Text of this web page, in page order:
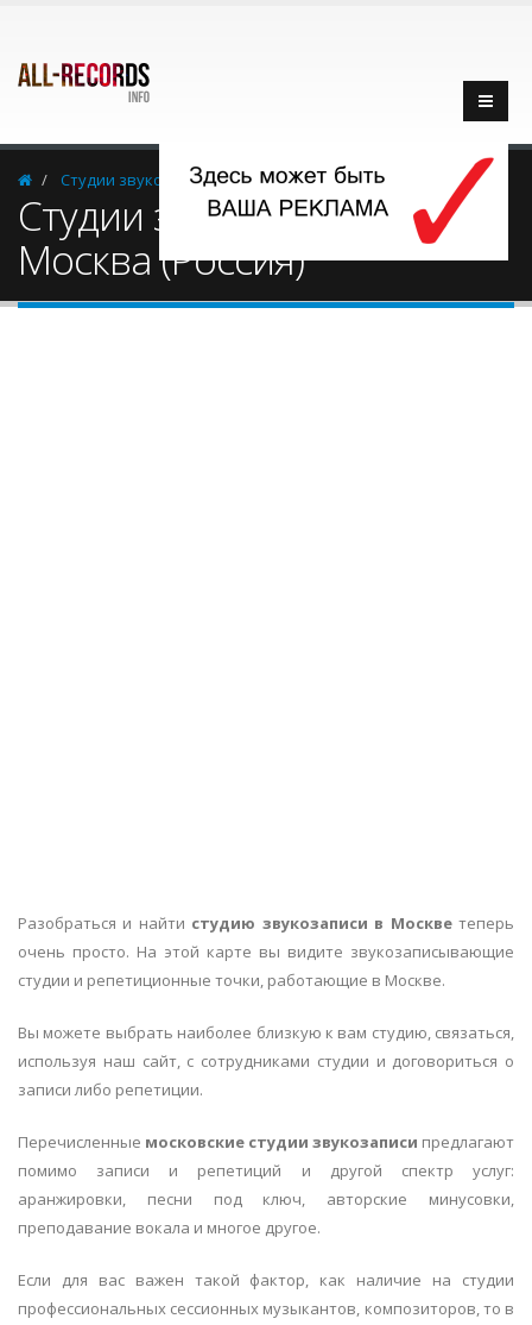
Cтудии звукозаписи Россия Москва
Cтудии звукозаписи -
Москва (Россия)
Разобраться и найти студию звукозаписи в Москветеперь
очень просто. На этой карте вы видите звукозаписывающие
студии и репетиционные точки, работающие в Москве.
Вы можете выбрать наиболее близкую к вам студию, связаться,
используя наш сайт, с сотрудниками студии и договориться о
записи либо репетиции.
Перечисленные московские студии звукозаписи предлагают
помимо записи и репетиций и другой спектр услуг:
аранжировки, песни под ключ, авторские минусовки,
преподавание вокала и многое другое.
Если для вас важен такой фактор, как наличие на студии
профессиональных сессионных музыкантов, композиторов, то в